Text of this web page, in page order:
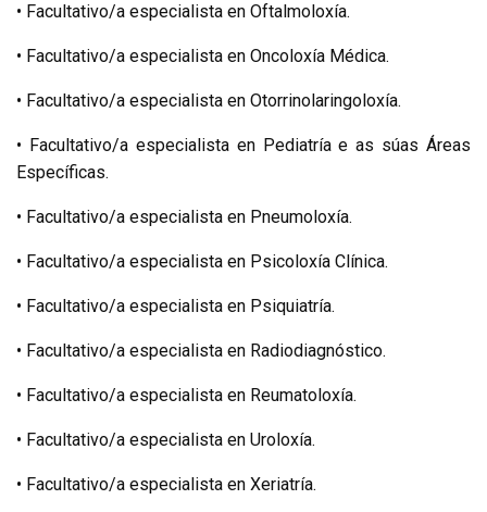
• Facultativo/a especialista en Oftalmoloxía.
• Facultativo/a especialista en Oncoloxía Médica.
• Facultativo/a especialista en Otorrinolaringoloxía.
• Facultativo/a especialista en Pediatría e as súas Áreas
Específicas.
• Facultativo/a especialista en Pneumoloxía.
• Facultativo/a especialista en Psicoloxía Clínica.
• Facultativo/a especialista en Psiquiatría.
• Facultativo/a especialista en Radiodiagnóstico.
• Facultativo/a especialista en Reumatoloxía.
• Facultativo/a especialista en Uroloxía.
• Facultativo/a especialista en Xeriatría.